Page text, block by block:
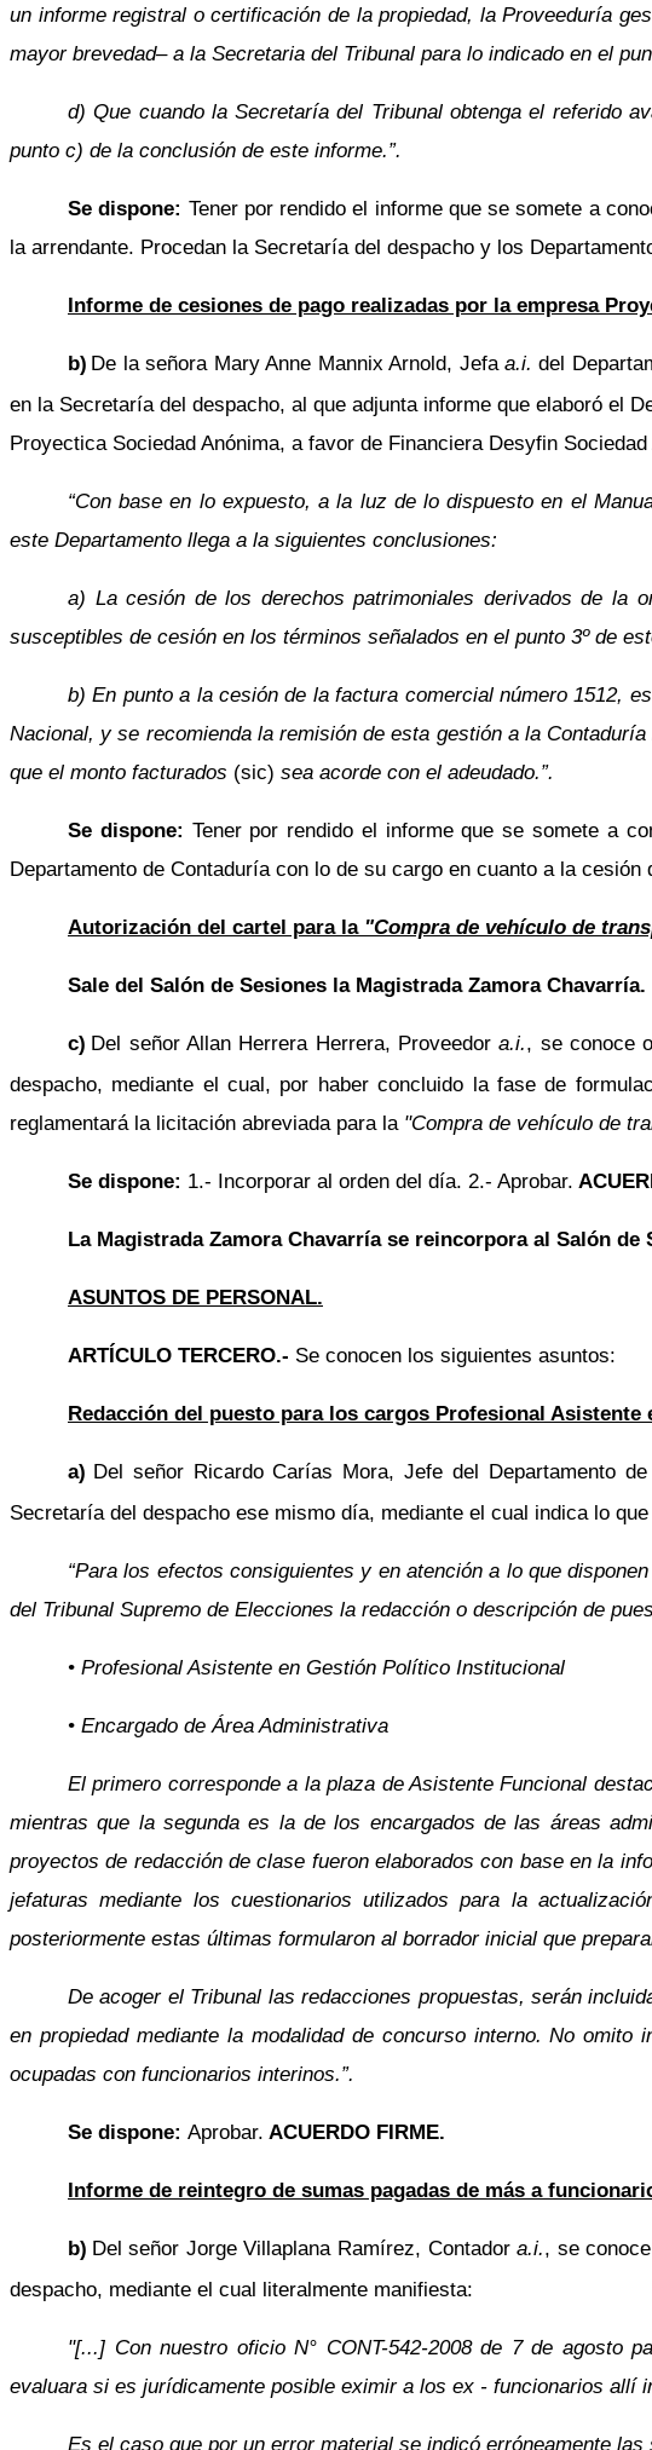
un informe registral o certificación de la propiedad, la Proveeduría
mayor brevedad– a la Secretaria del Tribunal para lo indicado en el
d) Que cuando la Secretaría del Tribunal obtenga el referido
punto c) de la conclusión de este informe.”.
Se dispone: Tener por rendido el informe que se somete a
la arrendante. Procedan la Secretaría del despacho y los
Informe de cesiones de pago realizadas por la empresa
b) De la señora Mary Anne Mannix Arnold, Jefa a.i. del
en la Secretaría del despacho, al que adjunta informe que elaboró el
Proyectica Sociedad Anónima, a favor de Financiera Desyfin
“Con base en lo expuesto, a la luz de lo dispuesto en el
este Departamento llega a la siguientes conclusiones:
a) La cesión de los derechos patrimoniales derivados de la
susceptibles de cesión en los términos señalados en el punto 3º de
b) En punto a la cesión de la factura comercial número 1512,
Nacional, y se recomienda la remisión de esta gestión a la
que el monto facturados (sic) sea acorde con el adeudado.”.
Se dispone: Tener por rendido el informe que se somete a
Departamento de Contaduría con lo de su cargo en cuanto a la cesión
Autorización del cartel para la "Compra de vehículo de
Sale del Salón de Sesiones la Magistrada Zamora Chavarría.
c) Del señor Allan Herrera Herrera, Proveedora.i., se conoce
despacho, mediante el cual, por haber concluido la fase de
reglamentará la licitación abreviada para la "Compra de vehículo de
Se dispone: 1.- Incorporar al orden del día. 2.- Aprobar.
La Magistrada Zamora Chavarría se reincorpora al Salón de
ASUNTOS DE PERSONAL.
ARTÍCULO TERCERO.- Se conocen los siguientes asuntos:
Redacción del puesto para los cargos Profesional
a) Del señor Ricardo Carías Mora, Jefe del Departamento
Secretaría del despacho ese mismo día, mediante el cual indica lo
“Para los efectos consiguientes y en atención a lo que
del Tribunal Supremo de Elecciones la redacción o descripción de
• Profesional Asistente en Gestión Político Institucional
• Encargado de Área Administrativa
El primero corresponde a la plaza de Asistente Funcional
mientras que la segunda es la de los encargados de las áreas
proyectos de redacción de clase fueron elaborados con base en la
jefaturas mediante los cuestionarios utilizados para la
posteriormente estas últimas formularon al borrador inicial que
De acoger el Tribunal las redacciones propuestas, serán
en propiedad mediante la modalidad de concurso interno. No
ocupadas con funcionarios interinos.”.
Se dispone: Aprobar. ACUERDO FIRME.
Informe de reintegro de sumas pagadas de más a
b) Del señor Jorge Villaplana Ramírez, Contadora.i., se
despacho, mediante el cual literalmente manifiesta:
"[...] Con nuestro oficio N° CONT-542-2008 de 7 de agosto
evaluara si es jurídicamente posible eximir a los ex - funcionarios allí
Es el caso que por un error material se indicó erróneamente